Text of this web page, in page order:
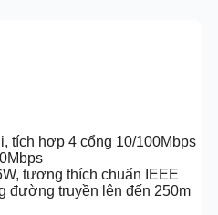
tích hợp 4 cổng 10/100Mbps
tương thích chuẩn IEEE
đường truyền lên đến 250m